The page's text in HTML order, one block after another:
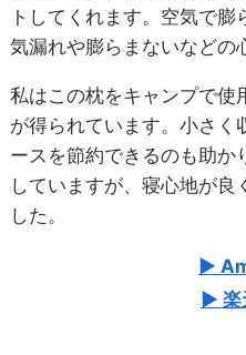
トしてくれます。空気で
気漏れや膨らまないなどの
私はこの枕をキャンプで使
が得られています。小さく
ースを節約できるのも助か
していますが、寝心地が良
した。
楽